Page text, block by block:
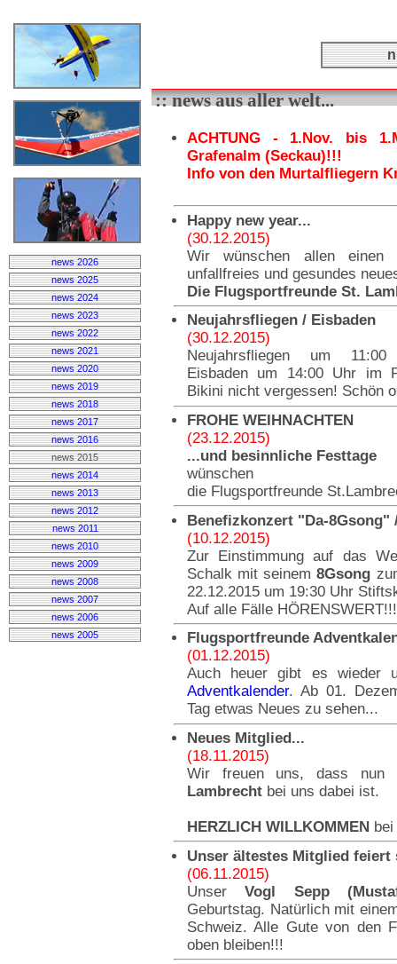
news 2026
news 2025
news 2024
news 2023
news 2022
news 2021
news 2020
news 2019
news 2018
news 2017
news 2016
news 2015
news 2014
news 2013
news 2012
news 2011
news 2010
news 2009
news 2008
news 2007
news 2006
news 2005
:: news aus aller welt...
ACHTUNG - 1.Nov. bis
Grafenalm (Seckau)!!!
Info von den Murtalfliegern
Happy new year...
(30.12.2015)
Wir wünschen allen
unfallfreies und gesundes
Die Flugsportfreunde St.
Neujahrsfliegen / Eisbaden
(30.12.2015)
Neujahrsfliegen um 11:00
Eisbaden um 14:00 Uhr im
Bikini nicht vergessen! Schön
FROHE WEIHNACHTEN
(23.12.2015)
...und besinnliche Festtage
wünschen
die Flugsportfreunde
Benefizkonzert "Da-8Gsong"
(10.12.2015)
Zur Einstimmung auf das
Schalk mit seinem8Gsong
22.12.2015 um 19:30 Uhr
Auf alle Fälle HÖRENSWERT!!!
Flugsportfreunde
(01.12.2015)
Auch heuer gibt es wieder
Adventkalender. Ab 01.
Tag etwas Neues zu sehen...
Neues Mitglied...
(18.11.2015)
Wir freuen uns, dass nun
Lambrecht bei uns dabei ist.
HERZLICH WILLKOMMEN
Unser ältestes Mitglied feiert
(06.11.2015)
UnserVogl Sepp
Geburtstag. Natürlich mit
Schweiz. Alle Gute von den
oben bleiben!!!